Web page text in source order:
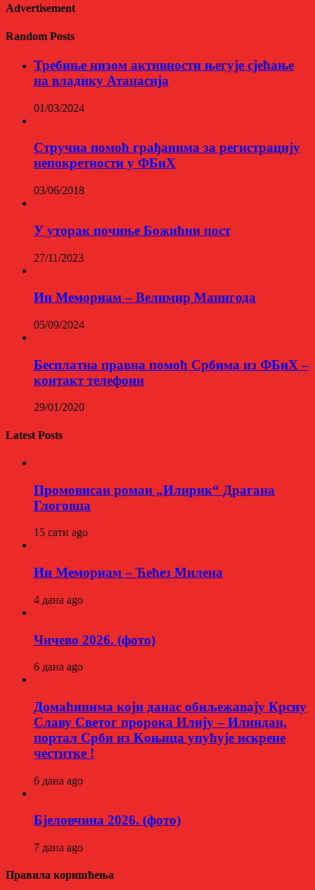
Advertisement
Random Posts
Требиње низом активности његује сјећање
на владику Атанасија
01/03/2024
Стручна помоћ грађанима за регистрацију
непокретности у ФБиХ
03/06/2018
У уторак почиње Божићни пост
27/11/2023
Ин Мемориам – Велимир Манигода
05/09/2024
Бесплатна правна помоћ Србима из ФБиХ –
контакт телефони
29/01/2020
Latest Posts
Промовисан роман „Илирик“ Драгана
Глоговца
15 сати ago
Ин Мемориам – Ћећез Милена
4 дана ago
Чичево 2026. (фото)
6 дана ago
Домаћинима који данас обиљежавају Крсну
Славу Светог пророка Илију – Илиндан,
портал Срби из Kоњица упућује искрене
честитке !
6 дана ago
Бјеловчина 2026. (фото)
7 дана ago
Правила коришћења